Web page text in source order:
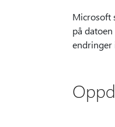
Microsoft
på
endringer